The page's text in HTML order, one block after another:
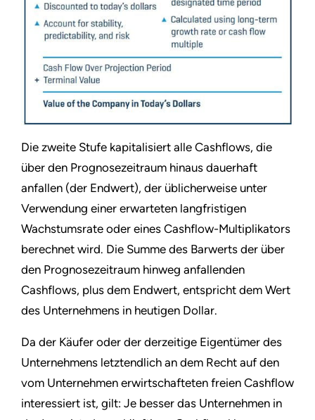
Die zweite Stufe kapitalisiert alle Cashflows, die
über den Prognosezeitraum hinaus dauerhaft
anfallen (der Endwert), der üblicherweise unter
Verwendung einer erwarteten langfristigen
Wachstumsrate oder eines Cashflow-Multiplikators
berechnet wird. Die Summe des Barwerts der über
den Prognosezeitraum hinweg anfallenden
Cashflows, plus dem Endwert, entspricht dem Wert
des Unternehmens in heutigen Dollar.
Da der Käufer oder der derzeitige Eigentümer des
Unternehmens letztendlich an dem Recht auf den
vom Unternehmen erwirtschafteten freien Cashflow
interessiert ist, gilt: Je besser das Unternehmen in